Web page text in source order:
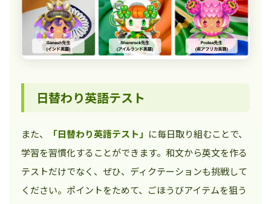
日替わり英語テスト
また、 「日替わり英語テスト」 に毎日取り組むことで、
学習を習慣化することができます。和文から英文を作る
テストだけでなく、ぜひ、ディクテーションも挑戦して
ください。ポイントをためて、ごほうびアイテムを狙う